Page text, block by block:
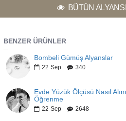
BÜTÜN
BENZER ÜRÜNLER
Bombeli Gümüş Alyanslar
22 Sep 340
Evde Yüzük Ölçüsü Nasıl
Öğrenme
22 Sep 2648